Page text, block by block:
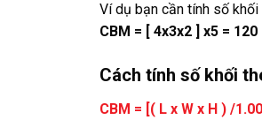
Ví dụ bạn cần tính số khối
CBM = [ 4x3x2 ] x5 = 120
Cách tính số khối
CBM = [( L x W x H ) /